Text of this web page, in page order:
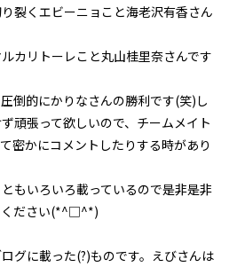
裂くエビーニョこと海老沢有香さん
カリトーレこと丸山桂里奈さんです
倒的にかりなさんの勝利です(笑)し
頑張って欲しいので、チームメイト
密かにコメントしたりする時があり
もいろいろ載っているので是非是非
ください(*^□^*)
グに載った(?)ものです。えびさんは